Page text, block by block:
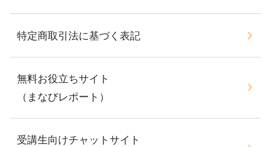
特定商取引法に基づく表記
無料お役立ちサイト
（まなびレポート）
受講生向けチャットサイト